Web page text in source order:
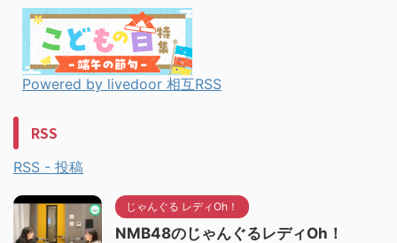
Powered by livedoor 相互RSS
RSS
RSS - 投稿
じゃんぐる レディOh！
NMB48のじゃんぐるレディOh！